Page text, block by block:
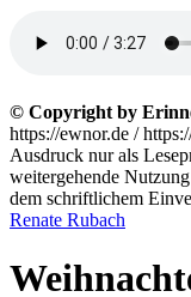
© Copyright by
https://ewnor.de /
Ausdruck nur als
weitergehende
dem schriftlichem
Renate Rubach